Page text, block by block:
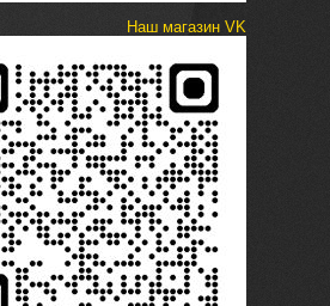
Наш магазин VK